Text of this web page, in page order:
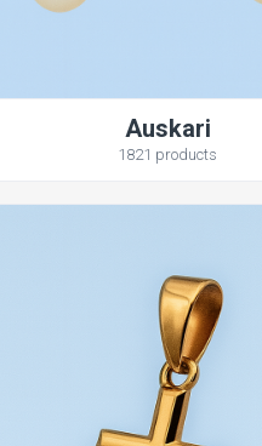
Auskari
1821 products